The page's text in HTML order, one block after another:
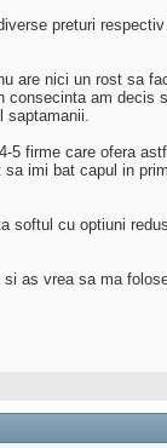
preturi
are nici un rost sa
consecinta am decis
saptamanii.
firme care ofera
imi bat capul in
cu optiuni
as vrea sa ma